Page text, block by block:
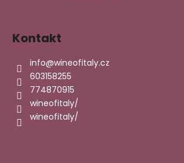
Kontakt
info@wineofitaly.cz
603158255
774870915
wineofitaly/
wineofitaly/